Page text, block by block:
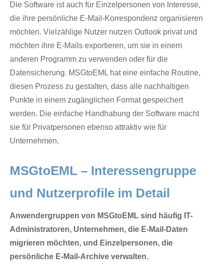
Die Software ist auch für Einzelpersonen von Interesse,
die ihre persönliche E-Mail-Korrespondenz organisieren
möchten. Vielzählige Nutzer nutzen Outlook privat und
möchten ihre E-Mails exportieren, um sie in einem
anderen Programm zu verwenden oder für die
Datensicherung. MSGtoEML hat eine einfache Routine,
diesen Prozess zu gestalten, dass alle nachhaltigen
Punkte in einem zugänglichen Format gespeichert
werden. Die einfache Handhabung der Software macht
sie für Privatpersonen ebenso attraktiv wie für
Unternehmen.
MSGtoEML – Interessengruppe
und Nutzerprofile im Detail
Anwendergruppen von MSGtoEML sind häufig IT-
Administratoren, Unternehmen, die E-Mail-Daten
migrieren möchten, und Einzelpersonen, die
persönliche E-Mail-Archive verwalten.